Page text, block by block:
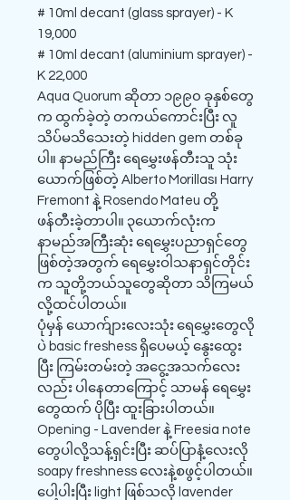
# 10ml decant (glass sprayer) - K
19,000
# 10ml decant (aluminium sprayer) -
K 22,000
Aqua Quorum ဆိုတာ ၁၉၉၀ ခုနှစ်တွေ
က ထွက်ခဲ့တဲ့ တကယ်ကောင်းပြီး လူ
သိပ်မသိသေးတဲ့ hidden gem တစ်ခု
ပါ။ နာမည်ကြီး ရေမွှေးဖန်တီးသူ သုံး
ယောက်ဖြစ်တဲ့ Alberto Morillas၊ Harry
Fremont နဲ့ Rosendo Mateu တို့
ဖန်တီးခဲ့တာပါ။ ၃ယောက်လုံးက
နာမည်အကြီးဆုံး ရေမွှေးပညာရှင်တွေ
ဖြစ်တဲ့အတွက် ရေမွှေးဝါသနာရှင်တိုင်း
က သူတို့ဘယ်သူတွေဆိုတာ သိကြမယ်
လို့ထင်ပါတယ်။
ပုံမှန် ယောက်ျားလေးသုံး ရေမွှေးတွေလို
ပဲ basic freshess ရှိပေမယ့် နွေးထွေး
ပြီး ကြမ်းတမ်းတဲ့ အငွေ့အသက်လေး
လည်း ပါနေတာကြောင့် သာမန် ရေမွှေး
တွေထက် ပိုပြီး ထူးခြားပါတယ်။
Opening - Lavender နဲ့ Freesia note
တွေပါလို့သန့်ရှင်းပြီး ဆပ်ပြာနံ့လေးလို
soapy freshness လေးနဲ့စဖွင့်ပါတယ်။
ပေါ့ပါးပြီး light ဖြစ်သလို lavender